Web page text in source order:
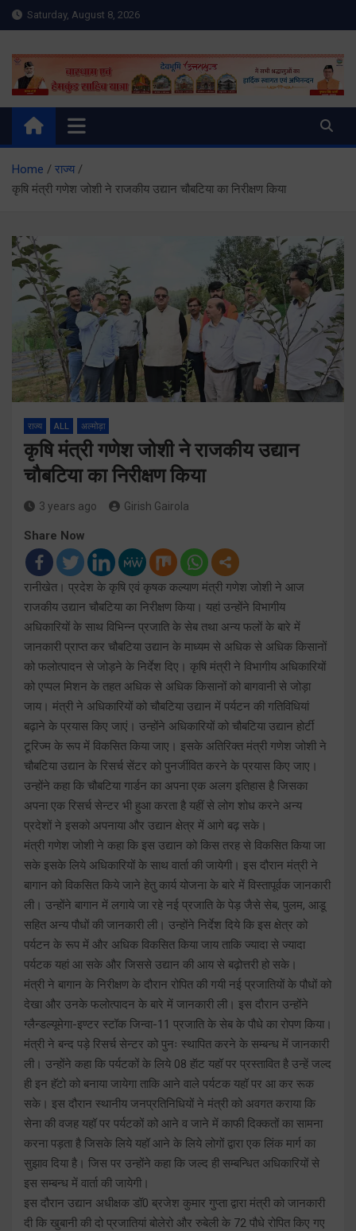
Skip
to
Saturday, August 8, 2026
Meru Raibar | Uttarakhand
News | Uttarkashi News
meruraibar.com
Home
राज्य
कृषि मंत्री गणेश जोशी ने राजकीय उद्यान चौबटिया का निरीक्षण किया
राज्य ALL अल्मोड़ा
कृषि मंत्री गणेश जोशी ने राजकीय उद्यान
चौबटिया का निरीक्षण किया
3 years ago Girish Gairola
Share Now
रानीखेत। प्रदेश के कृषि एवं कृषक कल्याण मंत्री गणेश जोशी ने आज
राजकीय उद्यान चौबटिया का निरीक्षण किया। यहां उन्होंने विभागीय
अधिकारियों के साथ विभिन्न प्रजाति के सेब तथा अन्य फलों के बारे में
जानकारी प्राप्त कर चौबटिया उद्यान के माध्यम से अधिक से अधिक किसानों
को फलोत्पादन से जोड़ने के निर्देश दिए। कृषि मंत्री ने विभागीय अधिकारियों
को एप्पल मिशन के तहत अधिक से अधिक किसानों को बागवानी से जोड़ा
जाय। मंत्री ने अधिकारियों को चौबटिया उद्यान में पर्यटन की गतिविधियां
बढ़ाने के प्रयास किए जाएं। उन्होंने अधिकारियों को चौबटिया उद्यान होर्टी
टूरिज्म के रूप में विकसित किया जाए। इसके अतिरिक्त मंत्री गणेश जोशी ने
चौबटिया उद्यान के रिसर्च सेंटर को पुनर्जीवित करने के प्रयास किए जाए।
उन्होंने कहा कि चौबटिया गार्डन का अपना एक अलग इतिहास है जिसका
अपना एक रिसर्च सेन्टर भी हुआ करता है यहीं से लोग शोध करने अन्य
प्रदेशों ने इसको अपनाया और उद्यान क्षेत्र में आगे बढ़ सके।
मंत्री गणेश जोशी ने कहा कि इस उद्यान को किस तरह से विकसित किया जा
सके इसके लिये अधिकारियों के साथ वार्ता की जायेगी। इस दौरान मंत्री ने
बागान को विकसित किये जाने हेतु कार्य योजना के बारे में विस्तापूर्वक जानकारी
ली। उन्होंने बागान में लगाये जा रहे नई प्रजाति के पेड़ जैसे सेब, पुलम, आडू
सहित अन्य पौधों की जानकारी ली। उन्होंने निर्देश दिये कि इस क्षेत्र को
पर्यटन के रूप में और अधिक विकसित किया जाय ताकि ज्यादा से ज्यादा
पर्यटक यहां आ सके और जिससे उद्यान की आय से बढ़ोत्तरी हो सके।
मंत्री ने बागान के निरीक्षण के दौरान रोपित की गयी नई प्रजातियों के पौधों को
देखा और उनके फलोत्पादन के बारे में जानकारी ली। इस दौरान उन्होंने
ग्लैन्डल्यूमेगा-इण्टर स्टॉक जिन्वा-11 प्रजाति के सेब के पौधे का रोपण किया।
मंत्री ने बन्द पड़े रिसर्च सेन्टर को पुनः स्थापित करने के सम्बन्ध में जानकारी
ली। उन्होंने कहा कि पर्यटकों के लिये 08 हॅाट यहॉ पर प्रस्तावित है उन्हें जल्द
ही इन हॅटो को बनाया जायेगा ताकि आने वाले पर्यटक यहॉ पर आ कर रूक
सके। इस दौरान स्थानीय जनप्रतिनिधियों ने मंत्री को अवगत कराया कि
सेना की वजह यहॉ पर पर्यटकों को आने व जाने में काफी दिक्कतों का सामना
करना पड़ता है जिसके लिये यहॉ आने के लिये लोगों द्वारा एक लिंक मार्ग का
सुझाव दिया है। जिस पर उन्होंने कहा कि जल्द ही सम्बन्धित अधिकारियों से
इस सम्बन्ध में वार्ता की जायेगी।
इस दौरान उद्यान अधीक्षक डॉ0 ब्रजेश कुमार गुप्ता द्वारा मंत्री को जानकारी
दी कि खुबानी की दो प्रजातियां बोलेरो और रुबेली के 72 पौधे रोपित किए गए